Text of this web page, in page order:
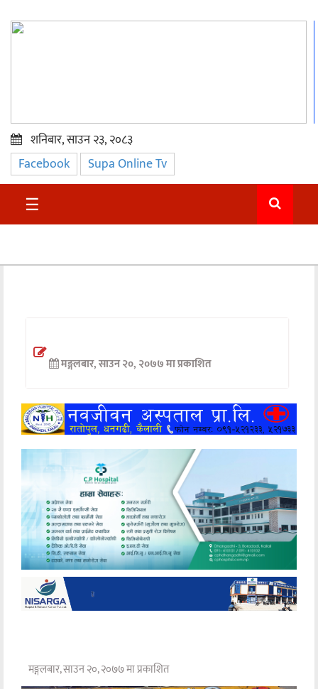
प्रमुख
समाचार
सुदुर
अन्तर्वार्ता
खेलकुद
मनोरञ्जन
अन्य
शनिबार, साउन २३, २०८३
Facebook Supa Online Tv
☰
मङ्गलबार, साउन २०, २०७७ मा प्रकाशित
मङ्गलबार, साउन २०, २०७७ मा प्रकाशित